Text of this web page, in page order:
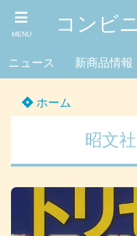
MENU コンビ
ニュース 新商品情報
ホーム
昭文